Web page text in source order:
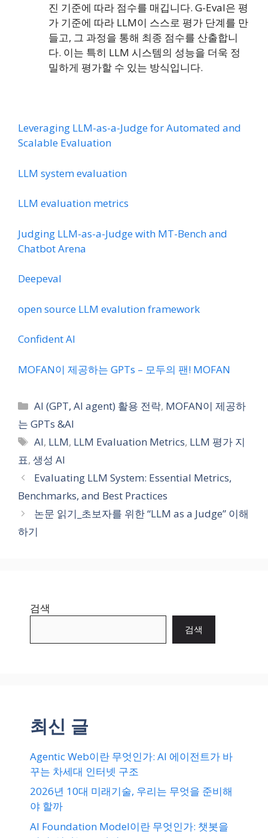
진 기준에 따라 점수를 매깁니다. G-Eval은 평
가 기준에 따라 LLM이 스스로 평가 단계를 만
들고, 그 과정을 통해 최종 점수를 산출합니
다. 이는 특히 LLM 시스템의 성능을 더욱 정
밀하게 평가할 수 있는 방식입니다.
Leveraging LLM-as-a-Judge for Automated and
Scalable Evaluation
LLM system evaluation
LLM evaluation metrics
Judging LLM-as-a-Judge with MT-Bench and
Chatbot Arena
Deepeval
open source LLM evalution framework
Confident AI
MOFAN이 제공하는 GPTs – 모두의 팬! MOFAN
카
테
리
AI (GPT, AI agent) 활용 전락, MOFAN이 제공하
는 GPTs &AI
태
그
AI, LLM, LLM Evaluation Metrics, LLM 평가 지
표, 생성 AI
Evaluating LLM System: Essential Metrics,
Benchmarks, and Best Practices
논문 읽기_초보자를 위한 “LLM as a Judge” 이해
하기
검색
검색
최신 글
Agentic Web이란 무엇인가: AI 에이전트가 바
꾸는 차세대 인터넷 구조
2026년 10대 미래기술, 우리는 무엇을 준비해
야 할까
AI Foundation Model이란 무엇인가: 챗봇을